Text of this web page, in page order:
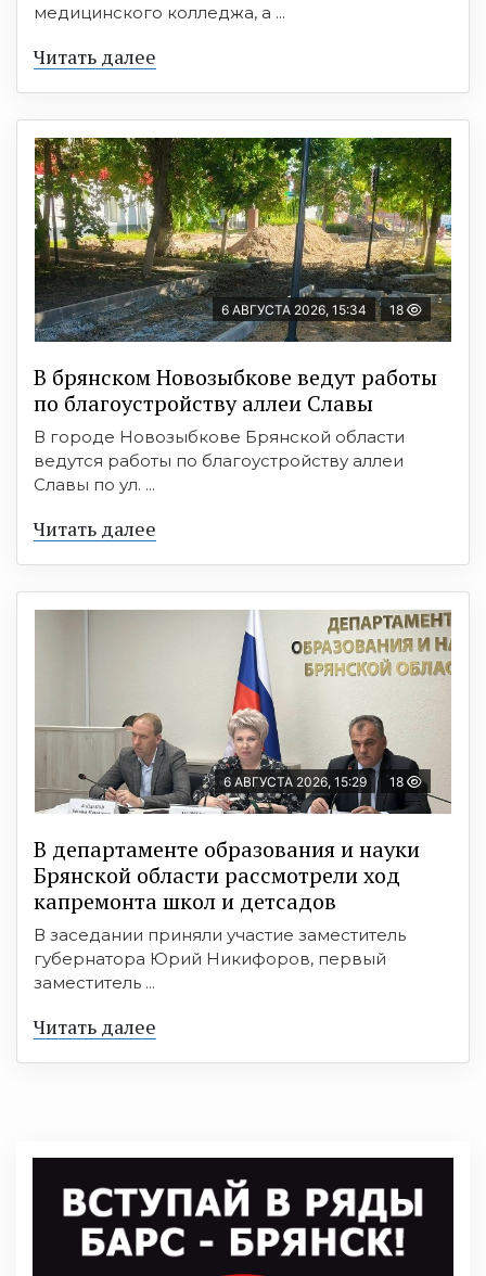
медицинского колледжа, а ...
Читать далее
6 АВГУСТА 2026, 15:34 18
В брянском Новозыбкове ведут работы
по благоустройству аллеи Славы
В городе Новозыбкове Брянской области
ведутся работы по благоустройству аллеи
Славы по ул. ...
Читать далее
6 АВГУСТА 2026, 15:29 18
В департаменте образования и науки
Брянской области рассмотрели ход
капремонта школ и детсадов
В заседании приняли участие заместитель
губернатора Юрий Никифоров, первый
заместитель ...
Читать далее